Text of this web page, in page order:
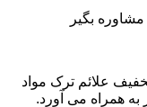
بگیر
علائم ترک مواد
به همراه می آورد.